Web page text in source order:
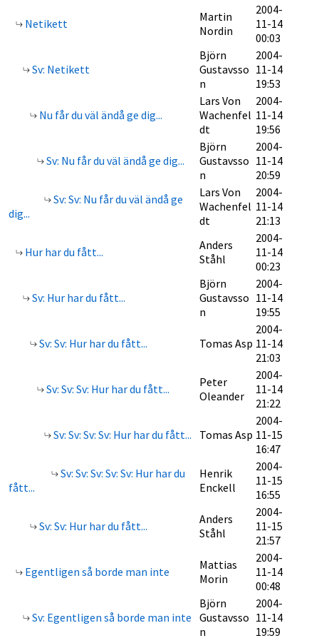
Netikett
Martin
Nordin
2004-
11-14
00:03
Sv: Netikett
Björn
Gustavsso
n
2004-
11-14
19:53
Nu får du väl ändå ge dig...
Lars Von
Wachenfel
dt
2004-
11-14
19:56
Sv: Nu får du väl ändå ge dig...
Björn
Gustavsso
n
2004-
11-14
20:59
Sv: Sv: Nu får du väl ändå ge
dig...
Lars Von
Wachenfel
dt
2004-
11-14
21:13
Hur har du fått...
Anders
Ståhl
2004-
11-14
00:23
Sv: Hur har du fått...
Björn
Gustavsso
n
2004-
11-14
19:55
Sv: Sv: Hur har du fått... Tomas Asp
2004-
11-14
21:03
Sv: Sv: Sv: Hur har du fått...
Peter
Oleander
2004-
11-14
21:22
Sv: Sv: Sv: Sv: Hur har du fått... Tomas Asp
2004-
11-15
16:47
Sv: Sv: Sv: Sv: Sv: Hur har du
fått...
Henrik
Enckell
2004-
11-15
16:55
Sv: Sv: Hur har du fått...
Anders
Ståhl
2004-
11-15
21:57
Egentligen så borde man inte
Mattias
Morin
2004-
11-14
00:48
Sv: Egentligen så borde man inte
Björn
Gustavsso
n
2004-
11-14
19:59